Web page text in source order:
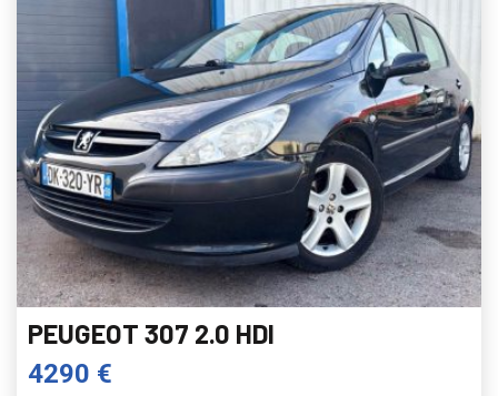
PEUGEOT 307 2.0 HDI
4290 €